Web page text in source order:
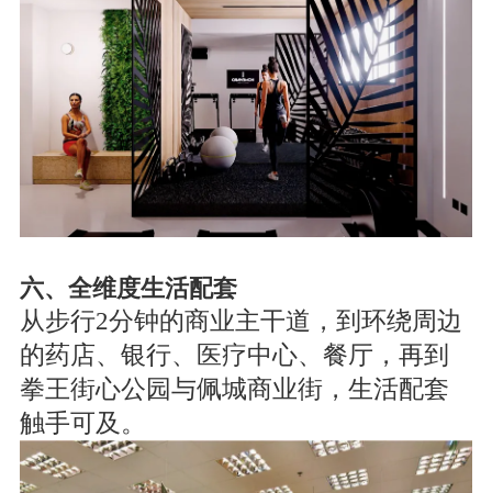
六、全维度生活配套
从步行2分钟的商业主干道，到环绕周边
的药店、银行、医疗中心、餐厅，再到
拳王街心公园与佩城商业街，生活配套
触手可及。